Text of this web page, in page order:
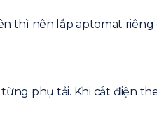
thì nên lắp aptomat riêng
phụ tải. Khi cắt điện